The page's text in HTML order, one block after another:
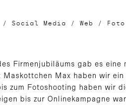
/ Social Media / Web /
Firmenjubiläums gab es eine
Max haben wir
zum Fotoshooting haben wir
bis zur Onlinekampagne